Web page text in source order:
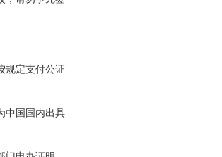
规定支付公证
中国国内出具